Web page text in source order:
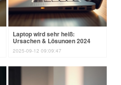
Laptop wird sehr heiß:
Ursachen & Lösungen 2024
2025-09-12 09:09:47